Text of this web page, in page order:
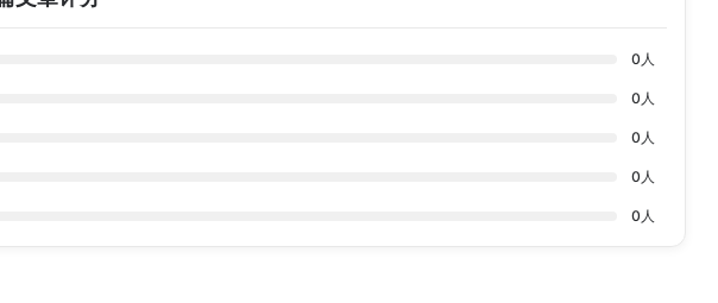
0 人
0 人
0 人
0 人
0 人